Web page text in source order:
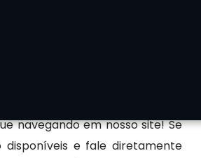
navegando em nosso site! Se
disponíveis e fale diretamente